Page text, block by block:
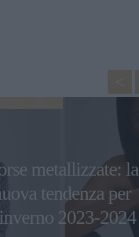
metallizzate: la
tendenza per
2023-2024